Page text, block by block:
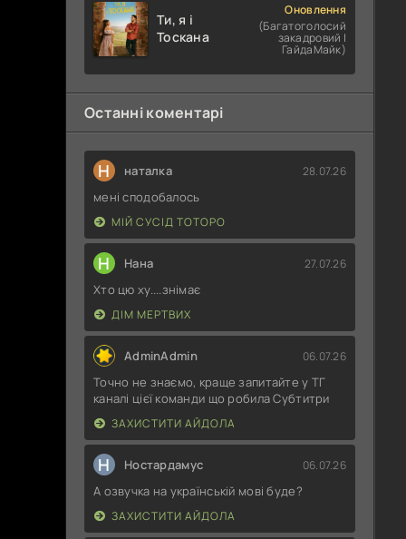
Ти, я і
Тоскана
Оновлення
(Багатоголосий
закадровий |
ГайдаМайк)
Останні коментарі
Н наталка 28.07.26
мені сподобалось
МІЙ СУСІД ТОТОРО
Н Нана 27.07.26
Хто цю ху....знімає
ДІМ МЕРТВИХ
AdminAdmin 06.07.26
Точно не знаємо, краще запитайте у ТГ
каналі цієї команди що робила Субтитри
ЗАХИСТИТИ АЙДОЛА
Н Ностардамус 06.07.26
А озвучка на українській мові буде?
ЗАХИСТИТИ АЙДОЛА